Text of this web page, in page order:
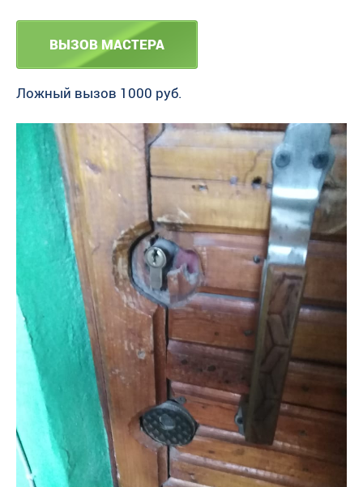
ВЫЗОВ МАСТЕРА
Ложный вызов 1000 руб.